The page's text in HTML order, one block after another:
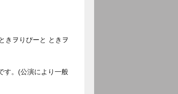
きヲりぴーと ときヲ
す。(公演により一般